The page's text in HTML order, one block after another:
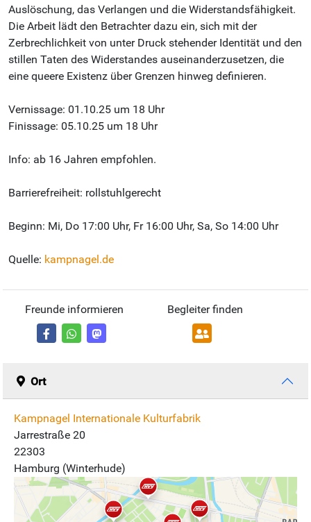
Auslöschung, das Verlangen und die Widerstandsfähigkeit.
Die Arbeit lädt den Betrachter dazu ein, sich mit der
Zerbrechlichkeit von unter Druck stehender Identität und den
stillen Taten des Widerstandes auseinanderzusetzen, die
eine queere Existenz über Grenzen hinweg definieren.
Vernissage: 01.10.25 um 18 Uhr
Finissage: 05.10.25 um 18 Uhr
Info: ab 16 Jahren empfohlen.
Barrierefreiheit: rollstuhlgerecht
Beginn: Mi, Do 17:00 Uhr, Fr 16:00 Uhr, Sa, So 14:00 Uhr
Quelle: kampnagel.de
Freunde informieren Begleiter finden
Ort
Kampnagel Internationale Kulturfabrik
Jarrestraße 20
22303
Hamburg (Winterhude)